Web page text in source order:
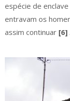
espécie de
entravam os
assim continuar [6]